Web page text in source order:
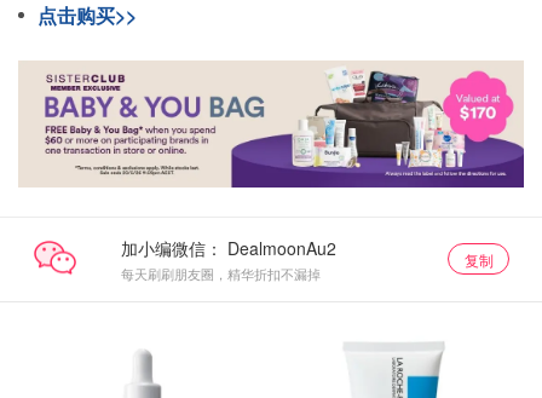
点击购买>>
加小编微信：
每天刷刷朋友圈，精华折扣不漏掉
复制